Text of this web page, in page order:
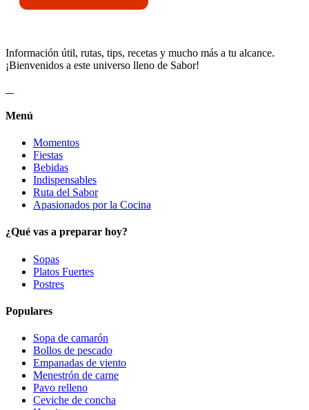
Información útil, rutas, tips, recetas y mucho más a tu alcance.
¡Bienvenidos a este universo lleno de Sabor!
Menú
Momentos
Fiestas
Bebidas
Indispensables
Ruta del Sabor
Apasionados por la Cocina
¿Qué vas a preparar hoy?
Sopas
Platos Fuertes
Postres
Populares
Sopa de camarón
Bollos de pescado
Empanadas de viento
Menestrón de carne
Pavo relleno
Ceviche de concha